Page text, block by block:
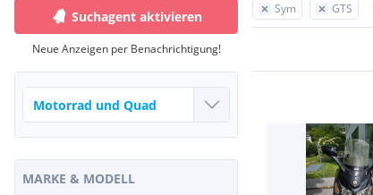
Sym GTS
Suchagent aktivieren
Neue Anzeigen per Benachrichtigung!
MARKE & MODELL